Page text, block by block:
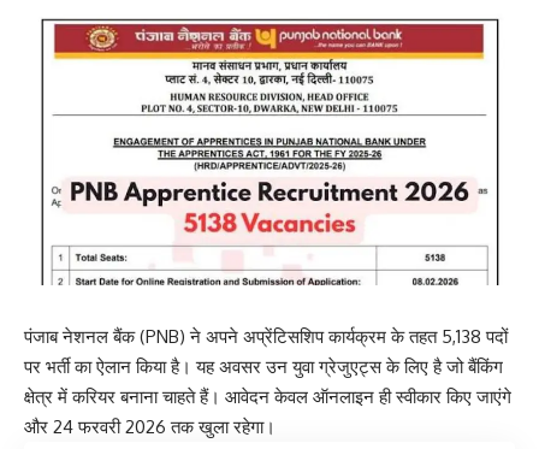
पंजाब नेशनल बैंक (PNB) ने अपने अप्रेंटिसशिप कार्यक्रम के तहत 5,138 पदों
पर भर्ती का ऐलान किया है। यह अवसर उन युवा ग्रेजुएट्स के लिए है जो बैंकिंग
क्षेत्र में करियर बनाना चाहते हैं। आवेदन केवल ऑनलाइन ही स्वीकार किए जाएंगे
और 24 फरवरी 2026 तक खुला रहेगा।